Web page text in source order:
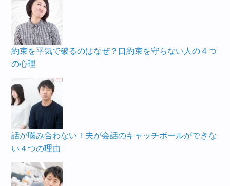
約束を平気で破るのはなぜ？口約束を守らない人の４つ
の心理
話が噛み合わない！夫が会話のキャッチボールができな
い４つの理由